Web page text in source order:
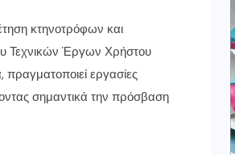
κτηνοτρόφων και
Τεχνικών Έργων Χρήστου
εργασίες
σημαντικά την πρόσβαση